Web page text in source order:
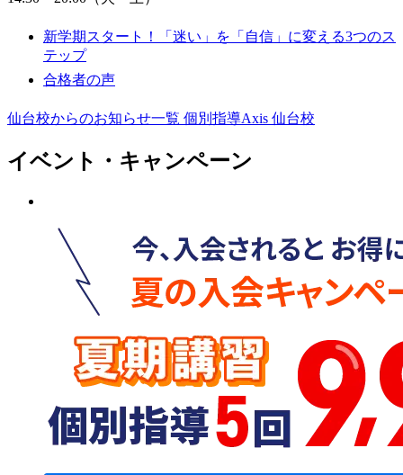
新学期スタート！「迷い」を「自信」に変える3つのス
テップ
合格者の声
仙台校からのお知らせ一覧 個別指導Axis 仙台校
イベント・キャンペーン